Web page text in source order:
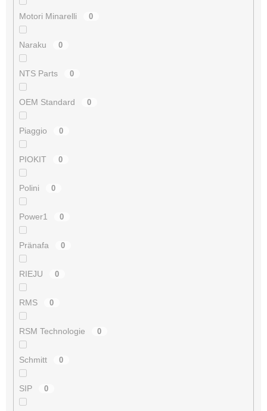
Motori Minarelli 0
Naraku 0
NTS Parts 0
OEM Standard 0
Piaggio 0
PIOKIT 0
Polini 0
Power1 0
Pränafa 0
RIEJU 0
RMS 0
RSM Technologie 0
Schmitt 0
SIP 0